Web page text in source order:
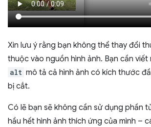
Xin lưu ý rằng bạn không thể thay đổi
thuộc vào nguồn hình ảnh. Bạn cần
alt mô tả cả hình ảnh có kích thước
bị cắt.
Có lẽ bạn sẽ không cần sử dụng phần
hầu hết hình ảnh thích ứng của mình –